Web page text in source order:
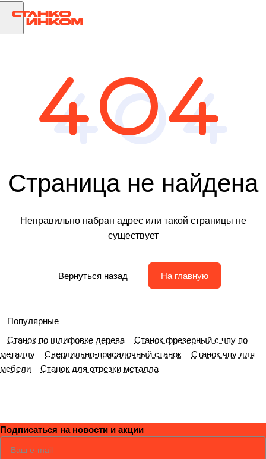
Страница не найдена
Неправильно набран адрес или такой страницы не
существует
Вернуться назад На главную
Популярные
Станок по шлифовке дерева
Станок фрезерный с чпу по
металлу
Сверлильно-присадочный станок
Станок чпу для
мебели
Станок для отрезки металла
Подписаться на новости и акции